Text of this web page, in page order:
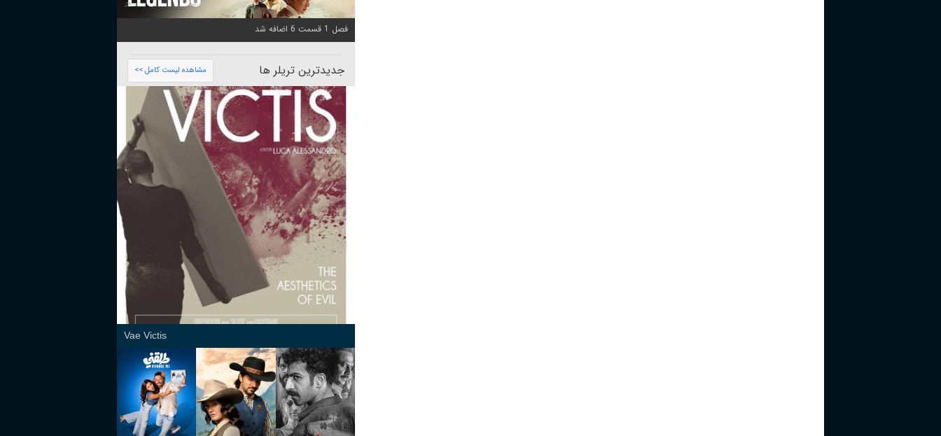
فصل 1 قسمت 6 اضافه شد
جدیدترین تریلر ها مشاهده لیست کامل >>
Vae Victis